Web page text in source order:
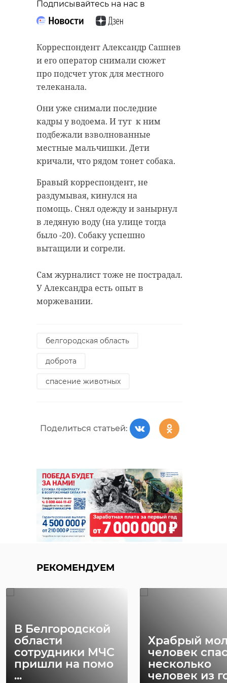
Подписывайтесь на нас в
Корреспондент Александр Сашнев
и его оператор снимали сюжет
про подсчет уток для местного
телеканала.
Они уже снимали последние
кадры у водоема. И тут к ним
подбежали взволнованные
местные мальчишки. Дети
кричали, что рядом тонет собака.
Бравый корреспондент, не
раздумывая, кинулся на
помощь. Снял одежду и занырнул
в ледяную воду (на улице тогда
было -20). Собаку успешно
вытащили и согрели.
Сам журналист тоже не пострадал.
У Александра есть опыт в
моржевании.
белгородская область
доброта
спасение животных
Поделиться статьей:
РЕКОМЕНДУЕМ
В Белгородской
области
сотрудники МЧС
пришли на помо
...
Храбрый
человек
несколько
человек из